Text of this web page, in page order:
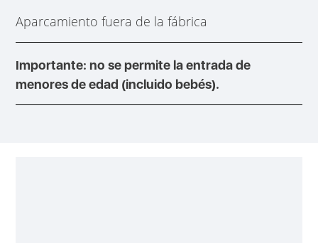
Aparcamiento fuera de la fábrica
Importante: no se permite la entrada de
menores de edad (incluido bebés).